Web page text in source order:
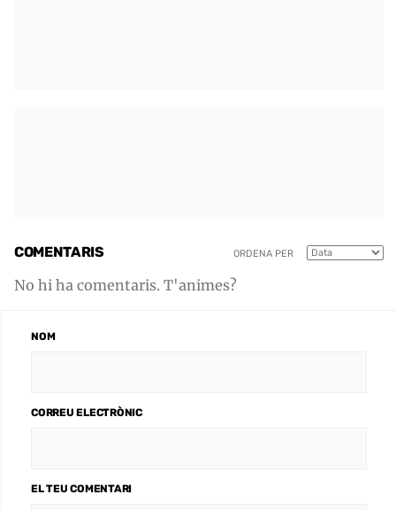
COMENTARIS ORDENA PER
No hi ha comentaris. T'animes?
NOM
CORREU ELECTRÒNIC
EL TEU COMENTARI